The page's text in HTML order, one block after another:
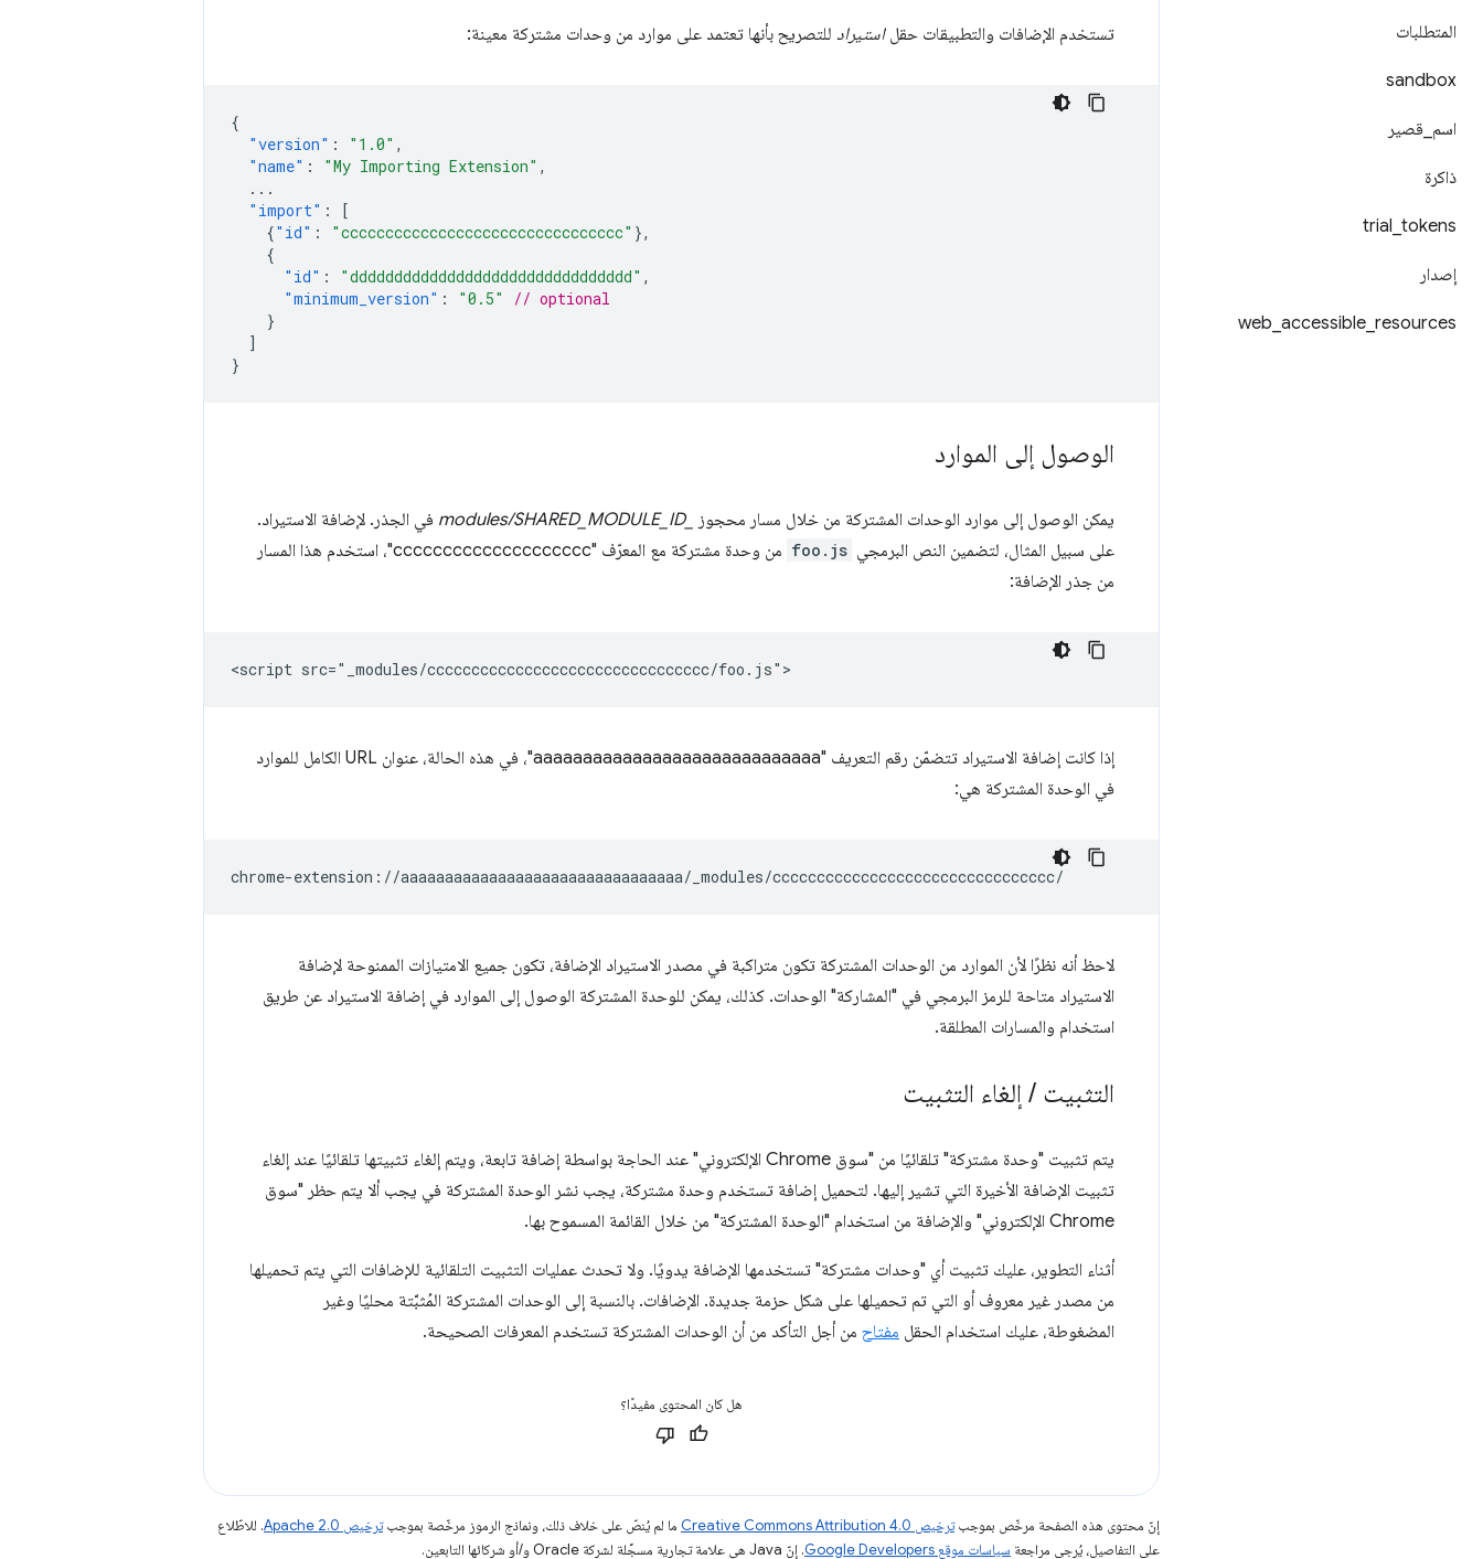
المتطلبات
sandbox
اسم قصير
ذاكرة
trial tokens
إصدار
web accessible resources
تستخدم الإضافات والتطبيقات حقلاستيراد للتصريح بأنها تعتمد على موارد من وحدات مشتركة معينة:
{
"version" : "1.0" ,
"name" : "My Importing Extension" ,
...
"import" :
[
{"id" : "cccccccccccccccccccccccccccccccc" },
{
"id" : "dddddddddddddddddddddddddddddddd" ,
"minimum_version" : "0.5"
// optional
}
]
}
الوصول إلى الموارد
يمكن الوصول إلى موارد الوحدات المشتركة من خلال مسار محجوز _modules/SHARED_MODULE_ID
في الجذر. لإضافة الاستيراد.
على سبيل المثال، لتضمين النص البرمجي foo.js
من وحدة مشتركة مع المعرّف "cccccccccccccccccccc"، استخدم هذا المسار
من جذر الإضافة:
إذا كانت إضافة الاستيراد تتضمّن رقم التعريف "aaaaaaaaaaaaaaaaaaaaaaaaaaaaa"، في هذه الحالة، عنوان URL الكامل للموارد
في الوحدة المشتركة هي:
لاحظ أنه نظرًا لأن الموارد من الوحدات المشتركة تكون متراكبة في مصدر الاستيراد الإضافة، تكون جميع الامتيازات الممنوحة لإضافة
الاستيراد متاحة للرمز البرمجي في "المشاركة" الوحدات. كذلك، يمكن للوحدة المشتركة الوصول إلى الموارد في إضافة الاستيراد عن طريق
استخدام والمسارات المطلقة.
التثبيت / إلغاء التثبيت
يتم تثبيت "وحدة مشتركة" تلقائيًا من "سوق Chrome الإلكتروني" عند الحاجة بواسطة إضافة تابعة، ويتم إلغاء تثبيتها تلقائيًا عند إلغاء
تثبيت الإضافة الأخيرة التي تشير إليها. لتحميل إضافة تستخدم وحدة مشتركة، يجب نشر الوحدة المشتركة في يجب ألا يتم حظر "سوق
Chrome الإلكتروني" والإضافة من استخدام "الوحدة المشتركة" من خلال القائمة المسموح بها.
أثناء التطوير، عليك تثبيت أي "وحدات مشتركة" تستخدمها الإضافة يدويًا. ولا تحدث عمليات التثبيت التلقائية للإضافات التي يتم تحميلها
من مصدر غير معروف أو التي تم تحميلها على شكل حزمة جديدة. الإضافات. بالنسبة إلى الوحدات المشتركة المُثبَّتة محليًا وغير
المضغوطة، عليك استخدام الحقل مفتاح من أجل التأكد من أن الوحدات المشتركة تستخدم المعرفات الصحيحة.
هل كان المحتوى مفيدًا؟
إنّ محتوى هذه الصفحة مرخّص بموجبترخيص Creative Commons Attribution 4.0‏ ما لم يُنصّ على خلاف ذلك، ونماذج الرموز مرخّصة بموجبترخيص Apache 2.0‏
. للاطّلاع
على التفاصيل، يُرجى مراجعة سياسات موقع Google Developers‏ . إنّ Java هي علامة تجارية مسجَّلة لشركة Oracle و/أو شركائها التابعين.